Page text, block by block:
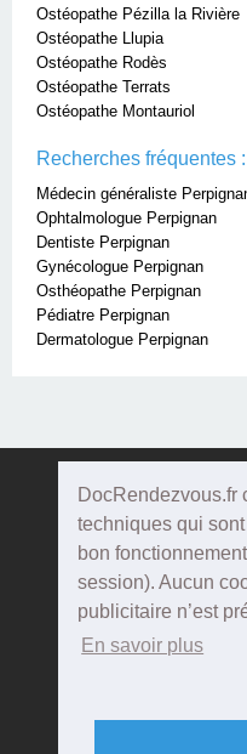
DocRendezvous.fr
techniques qui
bon
session). Aucun
publicitaire n’est
En savoir plus
Ostéopathe Pézilla la Rivière
Ostéopathe Llupia
Ostéopathe Rodès
Ostéopathe Terrats
Ostéopathe Montauriol
Recherches fréquentes :
Médecin généraliste
Ophtalmologue Perpignan
Dentiste Perpignan
Gynécologue Perpignan
Osthéopathe Perpignan
Pédiatre Perpignan
Dermatologue Perpignan
Doc
Qui
Conditions